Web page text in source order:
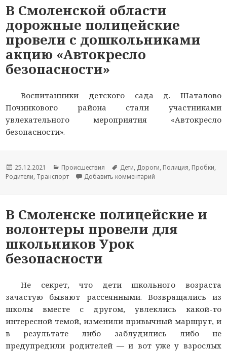
В Смоленской области
дорожные полицейские
провели с дошкольниками
акцию «Автокресло
безопасности»
Воспитанники детского сада д. Шаталово
Починкового района стали участниками
увлекательного мероприятия «Автокресло
безопасности».
Опубликовано
25.12.2021 Рубрики
Происшествия Метки
Дети, Дороги, Полиция, Пробки,
Родители, Транспорт Добавить комментарий
В Смоленске полицейские и
волонтеры провели для
школьников Урок
безопасности
Не секрет, что дети школьного возраста
зачастую бывают рассеянными. Возвращались из
школы вместе с другом, увлеклись какой-то
интересной темой, изменили привычный маршрут, и
в результате либо заблудились либо не
предупредили родителей — и вот уже у взрослых